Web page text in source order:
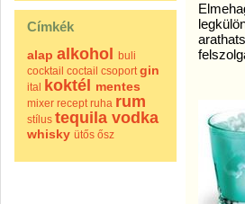
Címkék
alap alkohol
buli
cocktail coctail csoport gin
ital koktél mentes
mixer recept ruha rum
stílus tequila vodka
whisky ütős ősz